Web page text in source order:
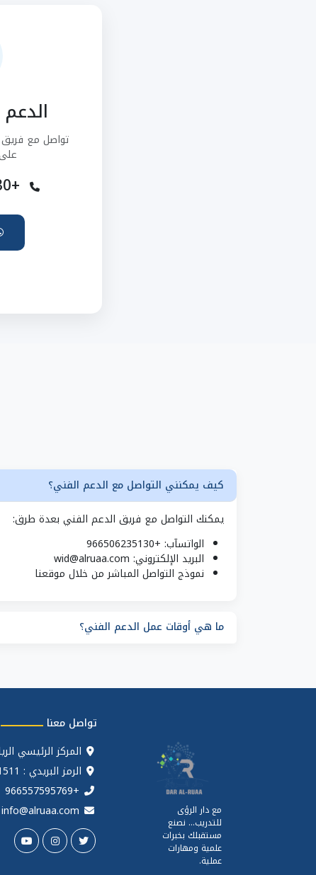
تواصل مع فريق
+966506235130
كيف يمكنني التواصل مع الدعم الفني؟
يمكنك التواصل مع فريق الدعم الفني بعدة طرق:
الواتسآب: +966506235130
البريد الإلكتروني: wid@alruaa.com
نموذج التواصل المباشر من خلال موقعنا
ما هي أوقات عمل الدعم الفني؟
مع دار الرؤى
للتدريب... نصنع
مستقبلك بخبرات
علمية ومهارات
عملية.
تواصل معنا
المركز الرئيسي
الرمز البريدي : 11511
+966557595769
info@alruaa.com